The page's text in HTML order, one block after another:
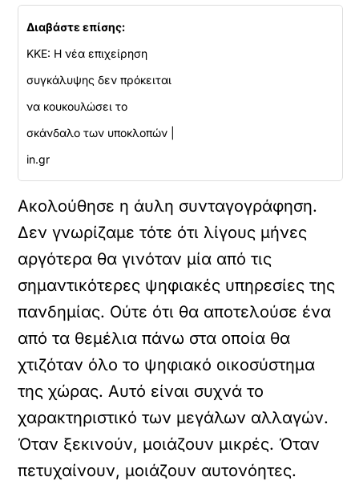
Διαβάστε επίσης:
KKE: Η νέα επιχείρηση
συγκάλυψης δεν πρόκειται
να κουκουλώσει το
σκάνδαλο των υποκλοπών |
in.gr
Ακολούθησε η άυλη συνταγογράφηση.
Δεν γνωρίζαμε τότε ότι λίγους μήνες
αργότερα θα γινόταν μία από τις
σημαντικότερες ψηφιακές υπηρεσίες της
πανδημίας. Ούτε ότι θα αποτελούσε ένα
από τα θεμέλια πάνω στα οποία θα
χτιζόταν όλο το ψηφιακό οικοσύστημα
της χώρας. Αυτό είναι συχνά το
χαρακτηριστικό των μεγάλων αλλαγών.
Όταν ξεκινούν, μοιάζουν μικρές. Όταν
πετυχαίνουν, μοιάζουν αυτονόητες.